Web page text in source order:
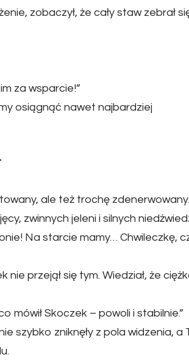
zobaczył, że cały staw zebrał
za wsparcie!”
osiągnąć nawet najbardziej
ale też trochę
zwinnych jeleni i silnych
Na starcie mamy… Chwileczkę,
przejął się tym. Wiedział, że
mówił Skoczek – powoli i stabilnie.”
szybko zniknęły z pola widzenia, a